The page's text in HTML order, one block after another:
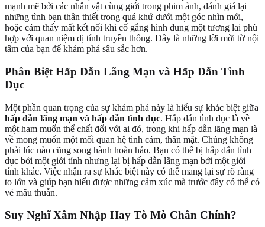
mạnh mẽ bởi các nhân vật cùng giới trong phim ảnh, đánh giá lại
những tình bạn thân thiết trong quá khứ dưới một góc nhìn mới,
hoặc cảm thấy mất kết nối khi cố gắng hình dung một tương lai phù
hợp với quan niệm dị tính truyền thống. Đây là những lời mời từ nội
tâm của bạn để khám phá sâu sắc hơn.
Phân Biệt Hấp Dẫn Lãng Mạn và Hấp Dẫn Tình
Dục
Một phần quan trọng của sự khám phá này là hiểu sự khác biệt giữa
hấp dẫn lãng mạn và hấp dẫn tình dục. Hấp dẫn tình dục là về
một ham muốn thể chất đối với ai đó, trong khi hấp dẫn lãng mạn là
về mong muốn một mối quan hệ tình cảm, thân mật. Chúng không
phải lúc nào cũng song hành hoàn hảo. Bạn có thể bị hấp dẫn tình
dục bởi một giới tính nhưng lại bị hấp dẫn lãng mạn bởi một giới
tính khác. Việc nhận ra sự khác biệt này có thể mang lại sự rõ ràng
to lớn và giúp bạn hiểu được những cảm xúc mà trước đây có thể có
vẻ mâu thuẫn.
Suy Nghĩ Xâm Nhập Hay Tò Mò Chân Chính?